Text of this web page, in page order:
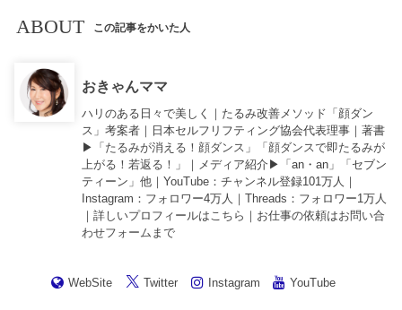
ABOUT この記事をかいた人
おきゃんママ
ハリのある日々で美しく｜たるみ改善メソッド「顔ダン
ス」考案者｜日本セルフリフティング協会代表理事｜著書
▶︎「たるみが消える！顔ダンス 」「顔ダンスで即たるみが
上がる！若返る！ 」｜メディア紹介▶︎「an・an」「セブン
ティーン」他｜YouTube ：チャンネル登録101万人｜
Instagram ：フォロワー4万人｜Threads ：フォロワー1万人
｜詳しいプロフィールは こちら ｜お仕事の依頼はお問い合
わせフォーム まで
WebSite Twitter Instagram YouTube